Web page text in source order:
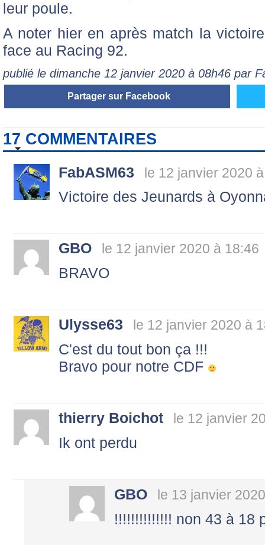
leur poule.
A noter hier en après match la
face au Racing 92.
publié le dimanche 12 janvier 2020 à 08h46 par
Partager sur Facebook
17 COMMENTAIRES
FabASM63 le 12 janvier 2020
Victoire des Jeunards à
GBO le 12 janvier 2020 à 18:46
BRAVO
Ulysse63 le 12 janvier 2020 à
C'est du tout bon ça !!!
Bravo pour notre CDF
thierry Boichot le 12 janvier
Ik ont perdu
GBO le 13 janvier
!!!!!!!!!!!!!! non 43 à 18